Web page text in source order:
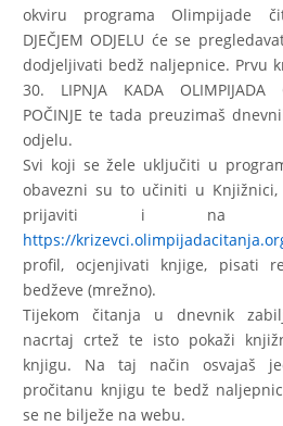
okviru programa Olimpijade
DJEČJEM ODJELU će se
dodjeljivati bedž naljepnice. Prvu
30. LIPNJA KADA OLIMPIJADA
POČINJE te tada preuzimaš
odjelu.
Svi koji se žele uključiti u
obavezni su to učiniti u
prijaviti i na
https://
profil, ocjenjivati knjige, pisati
bedževe (mrežno).
Tijekom čitanja u dnevnik
nacrtaj crtež te isto pokaži
knjigu. Na taj način osvajaš
pročitanu knjigu te bedž
se ne bilježe na webu.